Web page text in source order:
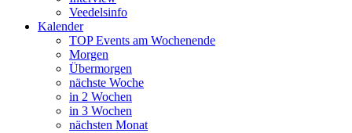
Veedelsinfo
Kalender
TOP Events am Wochenende
Morgen
Übermorgen
nächste Woche
in 2 Wochen
in 3 Wochen
nächsten Monat